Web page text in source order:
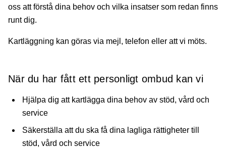
oss att förstå dina behov och vilka insatser som redan finns
runt dig.
Kartläggning kan göras via mejl, telefon eller att vi möts.
När du har fått ett personligt ombud kan vi
Hjälpa dig att kartlägga dina behov av stöd, vård och
service
Säkerställa att du ska få dina lagliga rättigheter till
stöd, vård och service